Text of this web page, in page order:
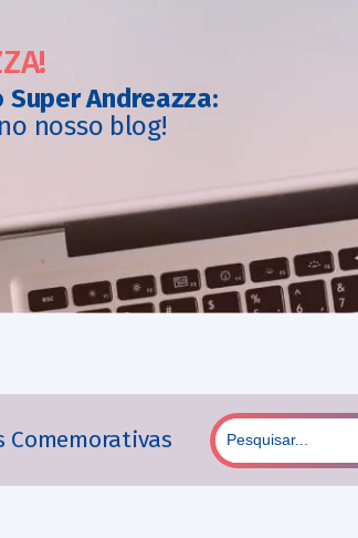
Andreazza:
nosso blog!
Comemorativas